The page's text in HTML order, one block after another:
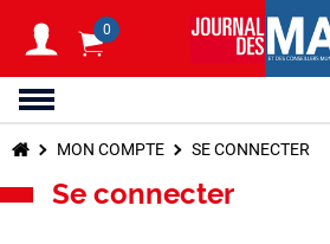
0
MON COMPTE SE CONNECTER
Se connecter